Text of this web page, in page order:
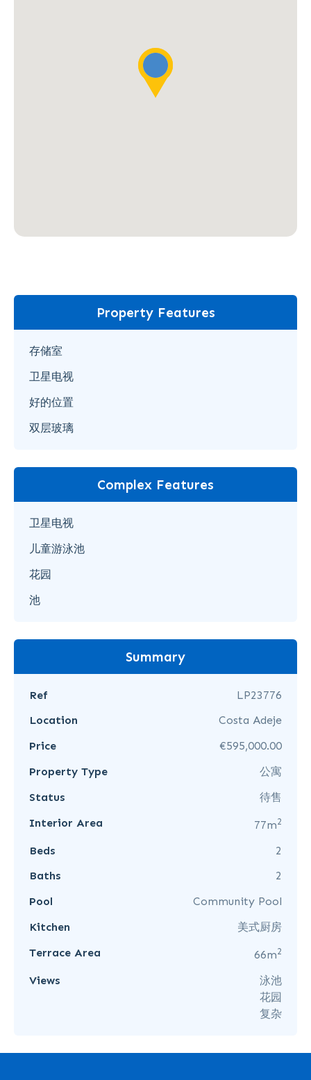
Property Features
存储室
卫星电视
好的位置
双层玻璃
Complex Features
卫星电视
儿童游泳池
花园
池
Summary
Ref
LP23776
Location
Costa Adeje
Price
€595,000.00
Property Type
公寓
Status
待售
Interior Area
77m2
Beds
2
Baths
2
Pool
Community Pool
Kitchen
美式厨房
Terrace Area
66m2
Views
泳池
花园
复杂